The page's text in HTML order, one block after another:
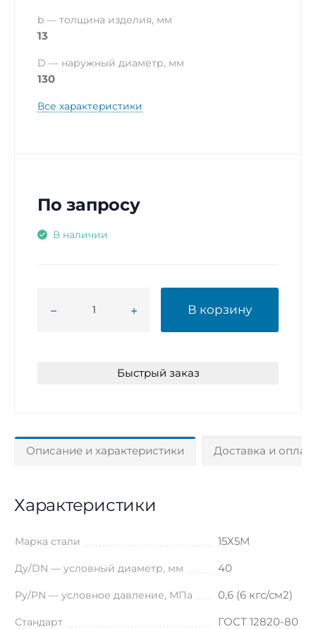
b — толщина изделия, мм
13
D — наружный диаметр, мм
130
Все характеристики
По запросу
В наличии
В корзину
Быстрый заказ
Описание и характеристики Доставка и
Характеристики
Марка стали 15Х5М
Ду/DN — условный диаметр, мм 40
Ру/PN — условное давление, МПа 0,6 (6 кгс/см2)
Стандарт ГОСТ 12820-80